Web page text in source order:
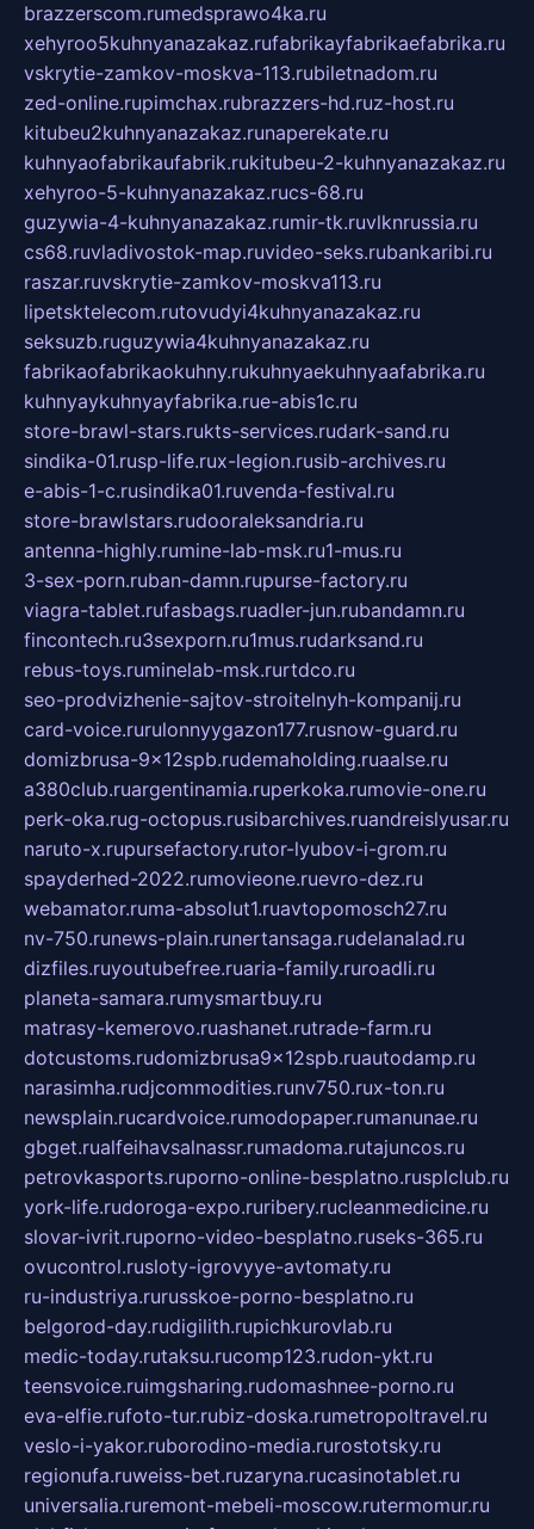
brazzerscom.rumedsprawo4ka.ru
xehyroo5kuhnyanazakaz.rufabrikayfabrikaefabrika.ru
vskrytie-zamkov-moskva-113.rubiletnadom.ru
zed-online.rupimchax.rubrazzers-hd.ruz-host.ru
kitubeu2kuhnyanazakaz.runaperekate.ru
kuhnyaofabrikaufabrik.rukitubeu-2-kuhnyanazakaz.ru
xehyroo-5-kuhnyanazakaz.rucs-68.ru
guzywia-4-kuhnyanazakaz.rumir-tk.ruvlknrussia.ru
cs68.ruvladivostok-map.ruvideo-seks.rubankaribi.ru
raszar.ruvskrytie-zamkov-moskva113.ru
lipetsktelecom.rutovudyi4kuhnyanazakaz.ru
seksuzb.ruguzywia4kuhnyanazakaz.ru
fabrikaofabrikaokuhny.rukuhnyaekuhnyaafabrika.ru
kuhnyaykuhnyayfabrika.rue-abis1c.ru
store-brawl-stars.rukts-services.rudark-sand.ru
sindika-01.rusp-life.rux-legion.rusib-archives.ru
e-abis-1-c.rusindika01.ruvenda-festival.ru
store-brawlstars.rudooraleksandria.ru
antenna-highly.rumine-lab-msk.ru1-mus.ru
3-sex-porn.ruban-damn.rupurse-factory.ru
viagra-tablet.rufasbags.ruadler-jun.rubandamn.ru
fincontech.ru3sexporn.ru1mus.rudarksand.ru
rebus-toys.ruminelab-msk.rurtdco.ru
seo-prodvizhenie-sajtov-stroitelnyh-kompanij.ru
card-voice.rurulonnyygazon177.rusnow-guard.ru
domizbrusa-9x12spb.rudemaholding.ruaalse.ru
a380club.ruargentinamia.ruperkoka.rumovie-one.ru
perk-oka.rug-octopus.rusibarchives.ruandreislyusar.ru
naruto-x.rupursefactory.rutor-lyubov-i-grom.ru
spayderhed-2022.rumovieone.ruevro-dez.ru
webamator.ruma-absolut1.ruavtopomosch27.ru
nv-750.runews-plain.runertansaga.rudelanalad.ru
dizfiles.ruyoutubefree.ruaria-family.ruroadli.ru
planeta-samara.rumysmartbuy.ru
matrasy-kemerovo.ruashanet.rutrade-farm.ru
dotcustoms.rudomizbrusa9x12spb.ruautodamp.ru
narasimha.rudjcommodities.runv750.rux-ton.ru
newsplain.rucardvoice.rumodopaper.rumanunae.ru
gbget.rualfeihavsalnassr.rumadoma.rutajuncos.ru
petrovkasports.ruporno-online-besplatno.rusplclub.ru
york-life.rudoroga-expo.ruribery.rucleanmedicine.ru
slovar-ivrit.ruporno-video-besplatno.ruseks-365.ru
ovucontrol.rusloty-igrovyye-avtomaty.ru
ru-industriya.rurusskoe-porno-besplatno.ru
belgorod-day.rudigilith.rupichkurovlab.ru
medic-today.rutaksu.rucomp123.rudon-ykt.ru
teensvoice.ruimgsharing.rudomashnee-porno.ru
eva-elfie.rufoto-tur.rubiz-doska.rumetropoltravel.ru
veslo-i-yakor.ruborodino-media.rurostotsky.ru
regionufa.ruweiss-bet.ruzaryna.rucasinotablet.ru
universalia.ruremont-mebeli-moscow.rutermomur.ru